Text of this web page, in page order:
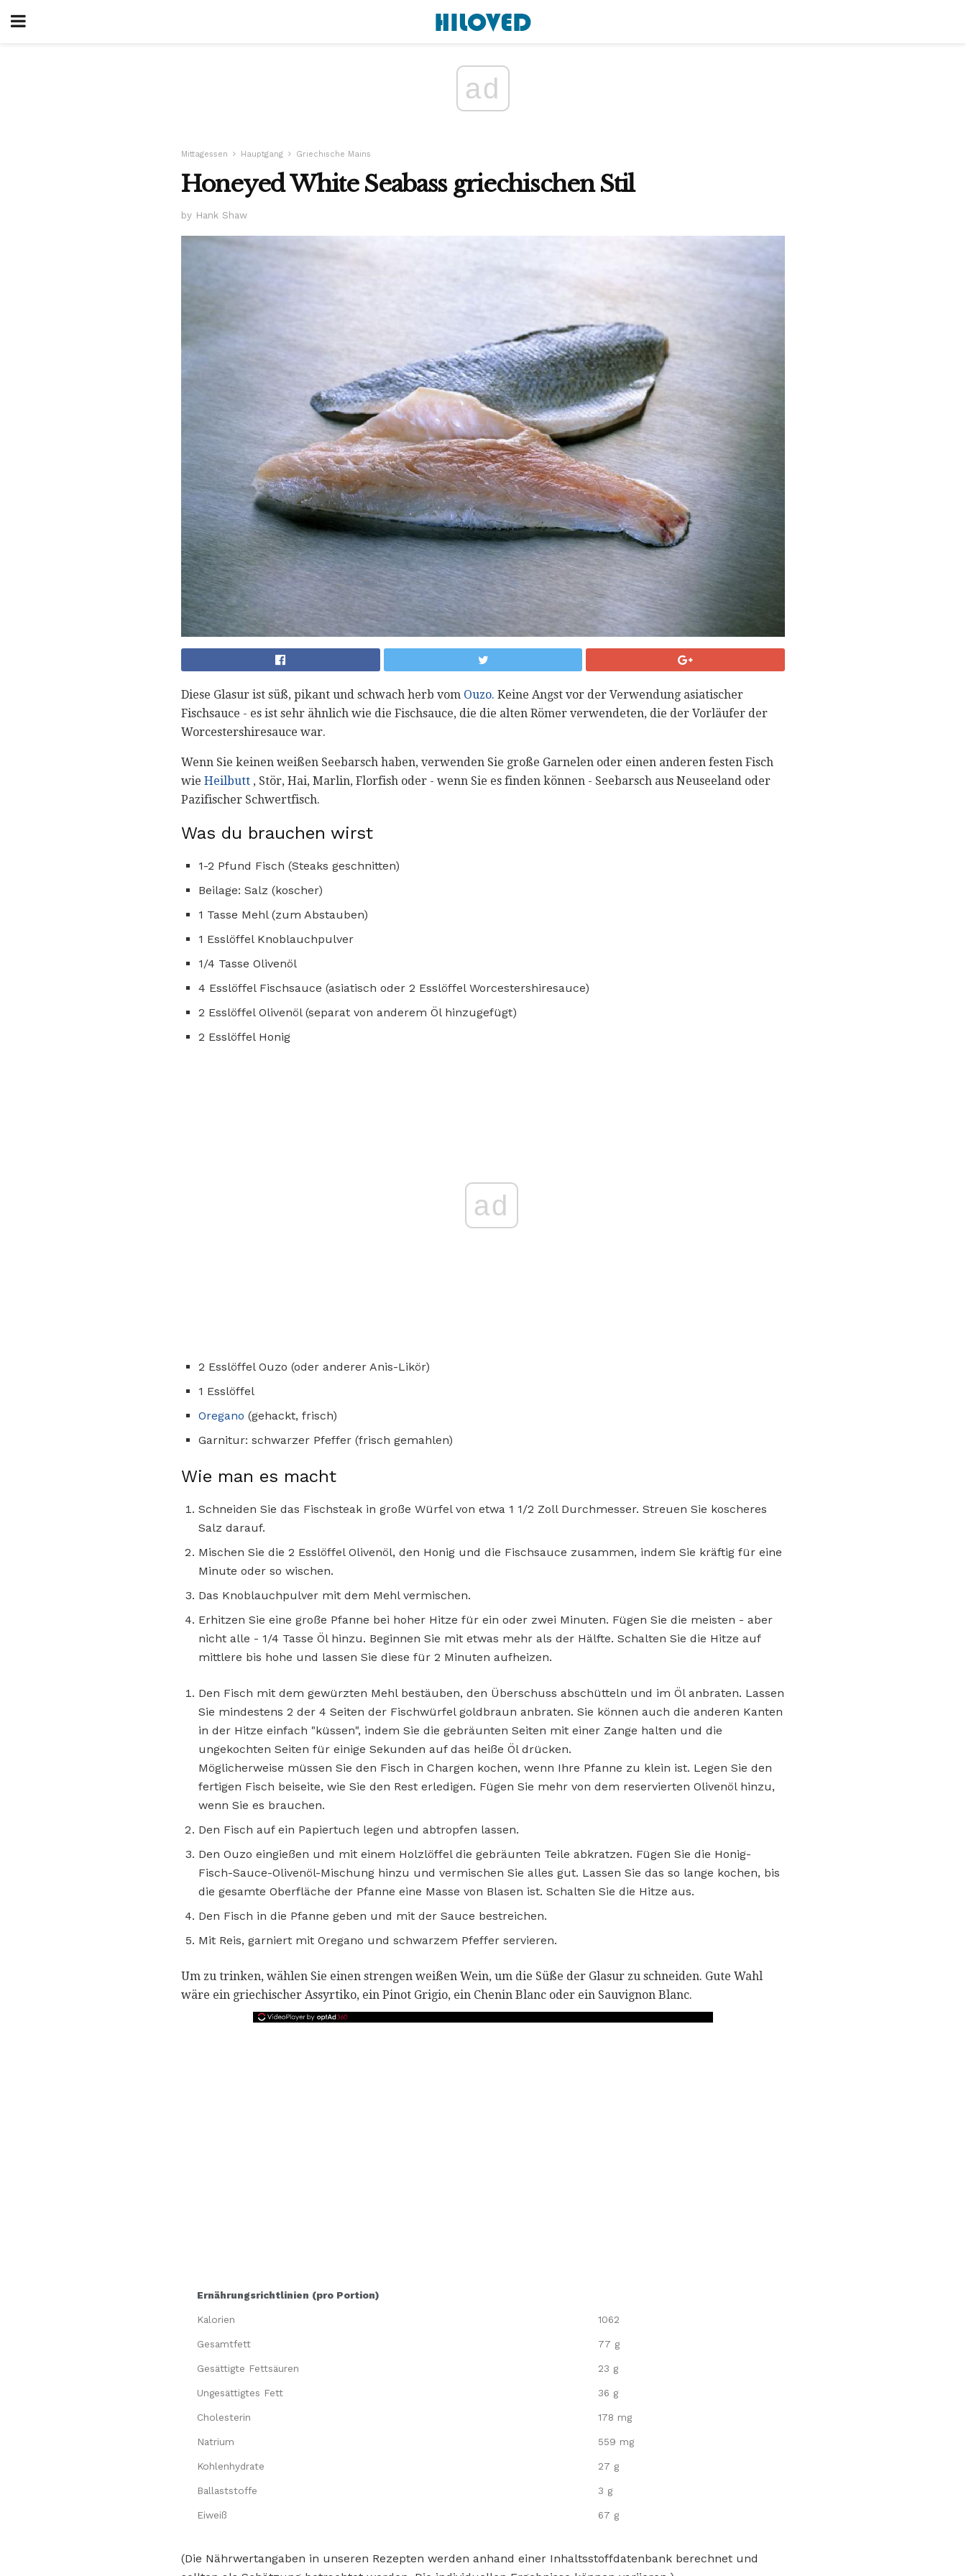
ad
Mittagessen Hauptgang Griechische Mains
Honeyed White Seabass griechischen Stil
by Hank Shaw
Diese Glasur ist süß, pikant und schwach herb vom Ouzo. Keine Angst vor der Verwendung asiatischer
Fischsauce - es ist sehr ähnlich wie die Fischsauce, die die alten Römer verwendeten, die der Vorläufer der
Worcestershiresauce war.
Wenn Sie keinen weißen Seebarsch haben, verwenden Sie große Garnelen oder einen anderen festen Fisch
wie Heilbutt , Stör, Hai, Marlin, Florfish oder - wenn Sie es finden können - Seebarsch aus Neuseeland oder
Pazifischer Schwertfisch.
Was du brauchen wirst
1-2 Pfund Fisch (Steaks geschnitten)
Beilage: Salz (koscher)
1 Tasse Mehl (zum Abstauben)
1 Esslöffel Knoblauchpulver
1/4 Tasse Olivenöl
4 Esslöffel Fischsauce (asiatisch oder 2 Esslöffel Worcestershiresauce)
2 Esslöffel Olivenöl (separat von anderem Öl hinzugefügt)
2 Esslöffel Honig
ad
2 Esslöffel Ouzo (oder anderer Anis-Likör)
1 Esslöffel
Oregano (gehackt, frisch)
Garnitur: schwarzer Pfeffer (frisch gemahlen)
Wie man es macht
Schneiden Sie das Fischsteak in große Würfel von etwa 1 1/2 Zoll Durchmesser. Streuen Sie koscheres
Salz darauf.
Mischen Sie die 2 Esslöffel Olivenöl, den Honig und die Fischsauce zusammen, indem Sie kräftig für eine
Minute oder so wischen.
Das Knoblauchpulver mit dem Mehl vermischen.
Erhitzen Sie eine große Pfanne bei hoher Hitze für ein oder zwei Minuten. Fügen Sie die meisten - aber
nicht alle - 1/4 Tasse Öl hinzu. Beginnen Sie mit etwas mehr als der Hälfte. Schalten Sie die Hitze auf
mittlere bis hohe und lassen Sie diese für 2 Minuten aufheizen.
Den Fisch mit dem gewürzten Mehl bestäuben, den Überschuss abschütteln und im Öl anbraten. Lassen
Sie mindestens 2 der 4 Seiten der Fischwürfel goldbraun anbraten. Sie können auch die anderen Kanten
in der Hitze einfach "küssen", indem Sie die gebräunten Seiten mit einer Zange halten und die
ungekochten Seiten für einige Sekunden auf das heiße Öl drücken.
Möglicherweise müssen Sie den Fisch in Chargen kochen, wenn Ihre Pfanne zu klein ist. Legen Sie den
fertigen Fisch beiseite, wie Sie den Rest erledigen. Fügen Sie mehr von dem reservierten Olivenöl hinzu,
wenn Sie es brauchen.
Den Fisch auf ein Papiertuch legen und abtropfen lassen.
Den Ouzo eingießen und mit einem Holzlöffel die gebräunten Teile abkratzen. Fügen Sie die Honig-
Fisch-Sauce-Olivenöl-Mischung hinzu und vermischen Sie alles gut. Lassen Sie das so lange kochen, bis
die gesamte Oberfläche der Pfanne eine Masse von Blasen ist. Schalten Sie die Hitze aus.
Den Fisch in die Pfanne geben und mit der Sauce bestreichen.
Mit Reis, garniert mit Oregano und schwarzem Pfeffer servieren.
Um zu trinken, wählen Sie einen strengen weißen Wein, um die Süße der Glasur zu schneiden. Gute Wahl
wäre ein griechischer Assyrtiko, ein Pinot Grigio, ein Chenin Blanc oder ein Sauvignon Blanc.
Ernährungsrichtlinien (pro Portion)
Kalorien 1062
Gesamtfett 77 g
Gesättigte Fettsäuren 23 g
Ungesättigtes Fett 36 g
Cholesterin 178 mg
Natrium 559 mg
Kohlenhydrate 27 g
Ballaststoffe 3 g
Eiweiß 67 g
(Die Nährwertangaben in unseren Rezepten werden anhand einer Inhaltsstoffdatenbank berechnet und